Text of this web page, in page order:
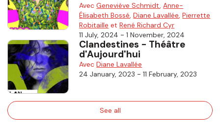
AvecGeneviève Schmidt,Anne-
Élisabeth Bossé,Diane Lavallée,Pierrette
Robitaille etRené Richard Cyr
11 July, 2024 -1 November, 2024
Clandestines - Théâtre
d'Aujourd'hui
AvecDiane Lavallée
24 January, 2023 -11 February, 2023
See all